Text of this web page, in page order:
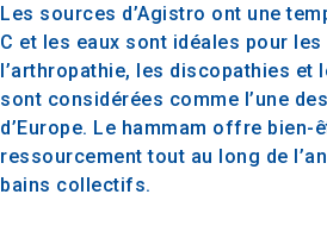
Les sources d’Agistro ont une
C et les eaux sont idéales pour
l’arthropathie, les discopathies et
sont considérées comme l’une
d’Europe. Le hammam offre bien-
ressourcement tout au long de
bains collectifs.